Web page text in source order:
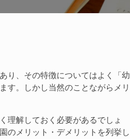
り、その特徴についてはよく「幼
す。しかし当然のことながらメリ
理解しておく必要があるでしょ
のメリット・デメリットを列挙し